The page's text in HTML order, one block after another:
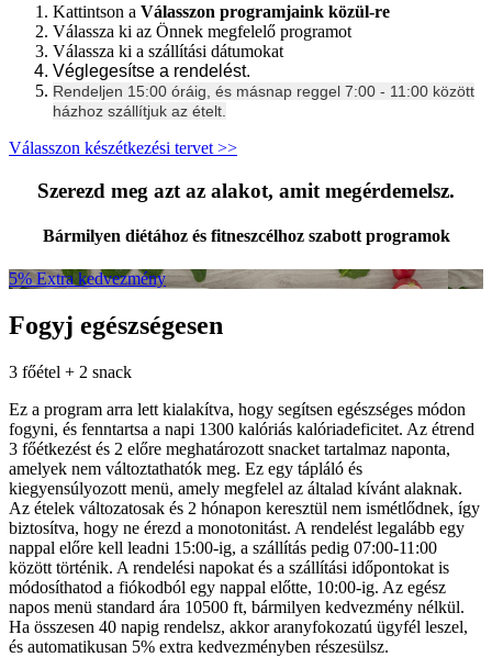
Kattintson a Válasszon programjaink közül-re
Válassza ki az Önnek megfelelő programot
Válassza ki a szállítási dátumokat
Véglegesítse a rendelést.
Rendeljen 15:00 óráig, és másnap reggel 7:00 - 11:00 között
házhoz szállítjuk az ételt.
Válasszon készétkezési tervet >>
Szerezd meg azt az alakot, amit megérdemelsz.
Bármilyen diétához és fitneszcélhoz szabott programok
5% Extra kedvezmény
Fogyj egészségesen
3 főétel + 2 snack
Ez a program arra lett kialakítva, hogy segítsen egészséges módon
fogyni, és fenntartsa a napi 1300 kalóriás kalóriadeficitet. Az étrend
3 főétkezést és 2 előre meghatározott snacket tartalmaz naponta,
amelyek nem változtathatók meg. Ez egy tápláló és
kiegyensúlyozott menü, amely megfelel az általad kívánt alaknak.
Az ételek változatosak és 2 hónapon keresztül nem ismétlődnek, így
biztosítva, hogy ne érezd a monotonitást. A rendelést legalább egy
nappal előre kell leadni 15:00-ig, a szállítás pedig 07:00-11:00
között történik. A rendelési napokat és a szállítási időpontokat is
módosíthatod a fiókodból egy nappal előtte, 10:00-ig. Az egész
napos menü standard ára 10500 ft, bármilyen kedvezmény nélkül.
Ha összesen 40 napig rendelsz, akkor aranyfokozatú ügyfél leszel,
és automatikusan 5% extra kedvezményben részesülsz.